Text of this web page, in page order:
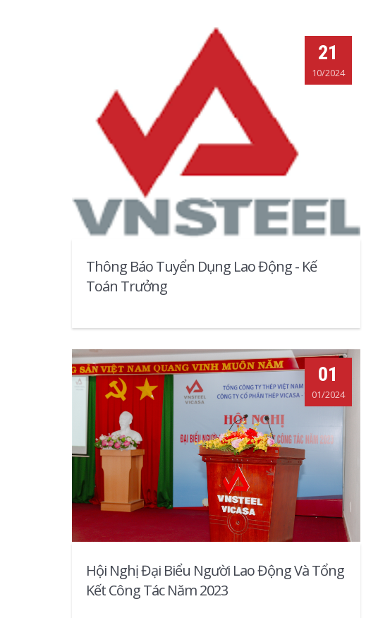
21
10/2024
Thông Báo Tuyển Dụng Lao Động - Kế
Toán Trưởng
01
01/2024
Hội Nghị Đại Biểu Người Lao Động Và Tổng
Kết Công Tác Năm 2023